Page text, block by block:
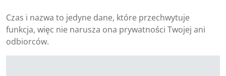
Czas i nazwa to jedyne dane, które przechwytuje
funkcja, więc nie narusza ona prywatności Twojej ani
odbiorców.